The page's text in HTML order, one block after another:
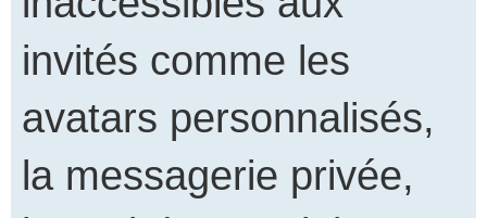
invités comme les
avatars personnalisés,
la messagerie privée,